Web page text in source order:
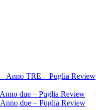
Anno TRE – Puglia Review
due – Puglia Review
due – Puglia Review